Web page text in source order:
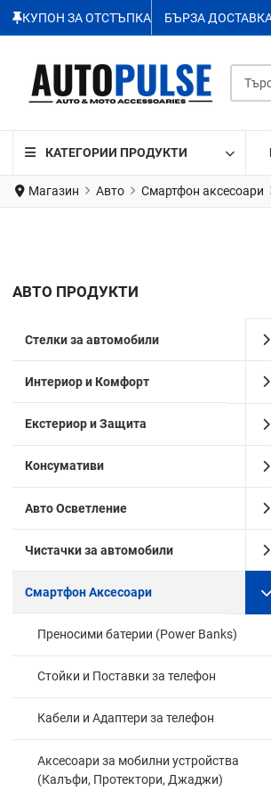
КУПОН ЗА ОТСТЪПКА БЪРЗА
КАТЕГОРИИ ПРОДУКТИ
Магазин Авто Смартфон аксесоари
АВТО ПРОДУКТИ
Стелки за автомобили
Интериор и Комфорт
Екстериор и Защита
Консумативи
Авто Осветление
Чистачки за автомобили
Смартфон Аксесоари
Преносими батерии (Power Banks)
Стойки и Поставки за телефон
Кабели и Адаптери за телефон
Аксесоари за мобилни устройства
(Калъфи, Протектори, Джаджи)